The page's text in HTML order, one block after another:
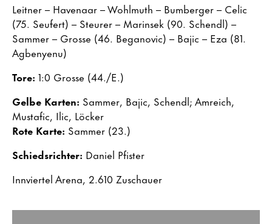
Leitner – Havenaar – Wohlmuth – Bumberger – Celic
(75. Seufert) – Steurer – Marinsek (90. Schendl) –
Sammer – Grosse (46. Beganovic) – Bajic – Eza (81.
Agbenyenu)
Tore: 1:0 Grosse (44./E.)
Gelbe Karten: Sammer, Bajic, Schendl; Amreich,
Mustafic, Ilic, Löcker
Rote Karte: Sammer (23.)
Schiedsrichter: Daniel Pfister
Innviertel Arena, 2.610 Zuschauer